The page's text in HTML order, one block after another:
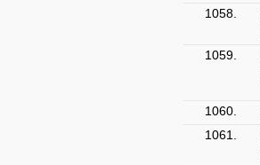
1058.
1059.
1060.
1061.